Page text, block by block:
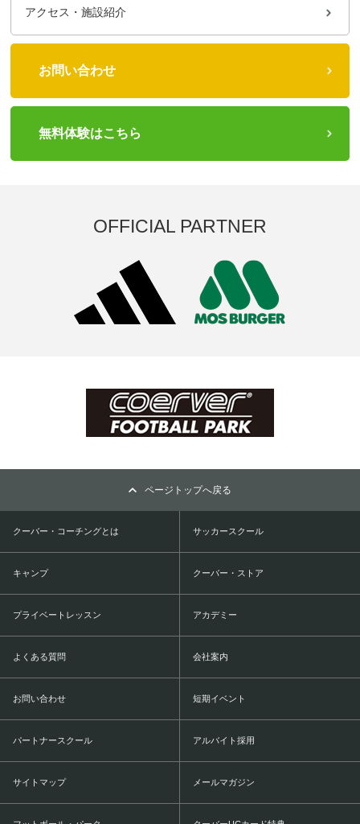
アクセス・施設紹介
お問い合わせ
無料体験はこちら
OFFICIAL PARTNER
ページトップへ戻る
クーバー・コーチングとは サッカースクール
キャンプ クーバー・ストア
プライベートレッスン アカデミー
よくある質問 会社案内
お問い合わせ 短期イベント
パートナースクール アルバイト採用
サイトマップ メールマガジン